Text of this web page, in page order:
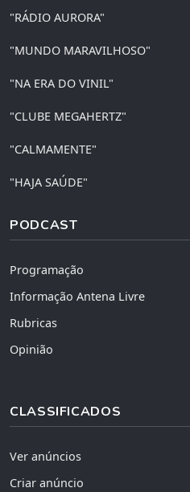
"RÁDIO AURORA"
"MUNDO MARAVILHOSO"
"NA ERA DO VINIL"
"CLUBE MEGAHERTZ"
"CALMAMENTE"
"HAJA SAÚDE"
PODCAST
Programação
Informação Antena Livre
Rubricas
Opinião
CLASSIFICADOS
Ver anúncios
Criar anúncio